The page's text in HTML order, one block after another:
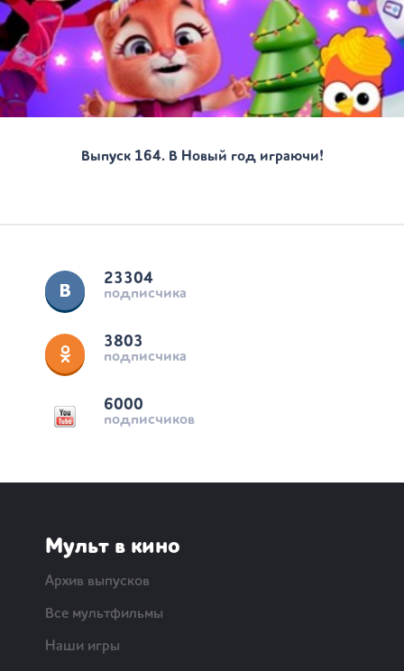
Выпуск 164. В Новый год играючи!
23304
подписчика
3803
подписчика
6000
подписчиков
Мульт в кино
Архив выпусков
Все мультфильмы
Наши игры